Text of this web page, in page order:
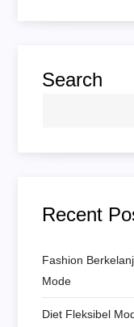
Search
Recent
Fashion
Mode
Diet Fleksibel